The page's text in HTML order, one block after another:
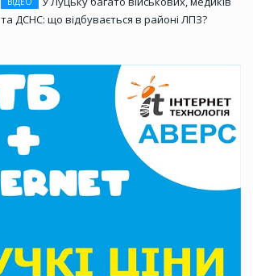
та ДСНС: що відбувається в районі ЛПЗ?